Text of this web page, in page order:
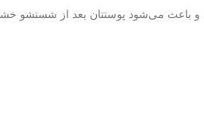
و باعث می‌شود پوستتان بعد از شستشو